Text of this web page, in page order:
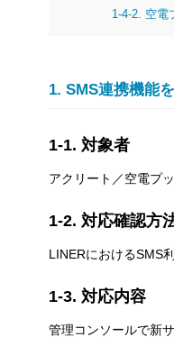
1-4-2. 空電
1. SMS連携機能
1-1. 対象者
アクリート／空電プ
1-2. 対応確認方
LINERにおけるSMS
1-3. 対応内容
管理コンソールで新